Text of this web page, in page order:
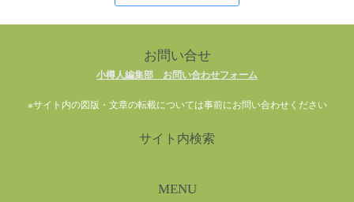
お問い合せ
小樽人編集部 お問い合わせフォーム
※サイト内の図版・文章の転載については事前にお問い合わせください
サイト内検索
MENU